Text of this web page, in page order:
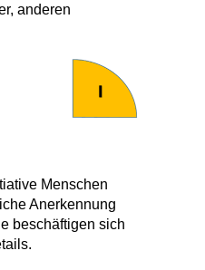
anderen
Menschen
Anerkennung
beschäftigen sich